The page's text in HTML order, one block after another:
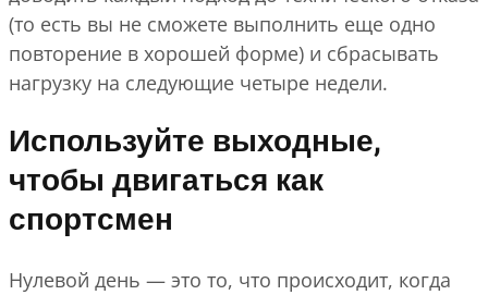
(то есть вы не сможете выполнить еще одно
повторение в хорошей форме) и сбрасывать
нагрузку на следующие четыре недели.
Используйте выходные,
чтобы двигаться как
спортсмен
Нулевой день — это то, что происходит, когда